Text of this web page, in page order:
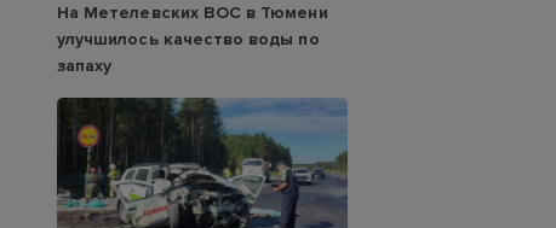
На Метелевских ВОС в Тюмени
улучшилось качество воды по
запаху